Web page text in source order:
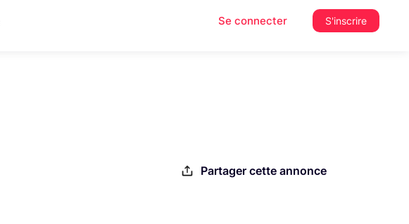
Se connecter S'inscrire
Partager cette annonce